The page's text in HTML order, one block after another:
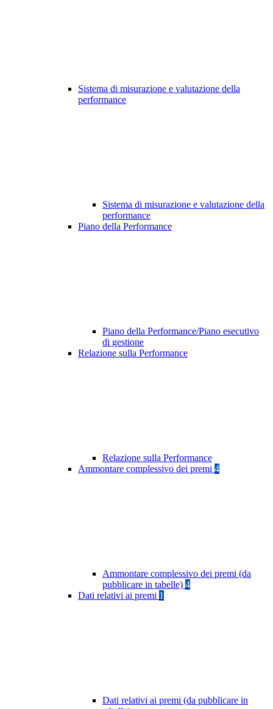
Sistema di misurazione e valutazione della
performance
Sistema di misurazione e valutazione della
performance
Piano della Performance
Piano della Performance/Piano esecutivo
di gestione
Relazione sulla Performance
Relazione sulla Performance
Ammontare complessivo dei premi 4
Ammontare complessivo dei premi (da
pubblicare in tabelle) 4
Dati relativi ai premi 1
Dati relativi ai premi (da pubblicare in